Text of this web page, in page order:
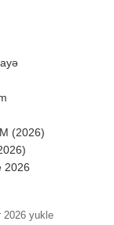
(2026)
2026
2026 yukle